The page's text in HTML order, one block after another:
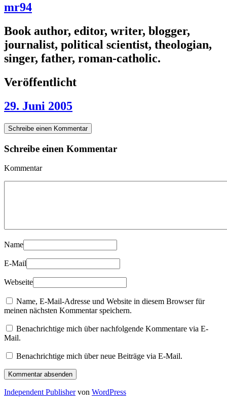
mr94
Book author, editor, writer, blogger,
journalist, political scientist, theologian,
singer, father, roman-catholic.
Veröffentlicht
29. Juni 2005
Schreibe einen Kommentar
Schreibe einen Kommentar
Kommentar
Name
E-Mail
Webseite
Name, E-Mail-Adresse und Website in diesem Browser für
meinen nächsten Kommentar speichern.
Benachrichtige mich über nachfolgende Kommentare via E-
Mail.
Benachrichtige mich über neue Beiträge via E-Mail.
Independent Publishervon WordPress